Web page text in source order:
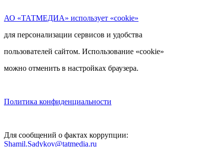
АО «ТАТМЕДИА» использует «cookie»
для персонализации сервисов и удобства
пользователей сайтом. Использование «cookie»
можно отменить в настройках браузера.
Политика конфиденциальности
Для сообщений о фактах коррупции:
Shamil.Sadykov@tatmedia.ru